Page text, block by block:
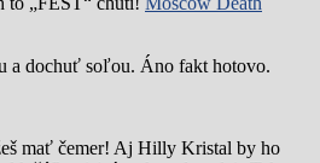
a dochuť soľou. Áno fakt hotovo.
mať čemer! Aj Hilly Kristal by ho